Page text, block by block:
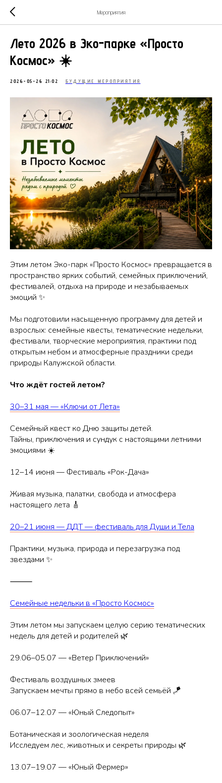
Мероприятия
Лето 2026 в Эко-парке «Просто
Космос» ☀️
2026-05-26 21:02 БУДУЩИЕ МЕРОПРИЯТИЯ
Этим летом Эко-парк «Просто Космос» превращается в
пространство ярких событий, семейных приключений,
фестивалей, отдыха на природе и незабываемых
эмоций ✨
Мы подготовили насыщенную программу для детей и
взрослых: семейные квесты, тематические недельки,
фестивали, творческие мероприятия, практики под
открытым небом и атмосферные праздники среди
природы Калужской области.
Что ждёт гостей летом?
30–31 мая — «Ключи от Лета»
Семейный квест ко Дню защиты детей.
Тайны, приключения и сундук с настоящими летними
эмоциями ☀️
12–14 июня — Фестиваль «Рок-Дача»
Живая музыка, палатки, свобода и атмосфера
настоящего лета 🎸
20–21 июня — ДДТ — фестиваль для Души и Тела
Практики, музыка, природа и перезагрузка под
звездами ✨
⸻
Семейные недельки в «Просто Космос»
Этим летом мы запускаем целую серию тематических
недель для детей и родителей 🌿
29.06–05.07 — «Ветер Приключений»
Фестиваль воздушных змеев
Запускаем мечты прямо в небо всей семьёй 🪁
06.07–12.07 — «Юный Следопыт»
Ботаническая и зоологическая неделя
Исследуем лес, животных и секреты природы 🌿
13.07–19.07 — «Юный Фермер»